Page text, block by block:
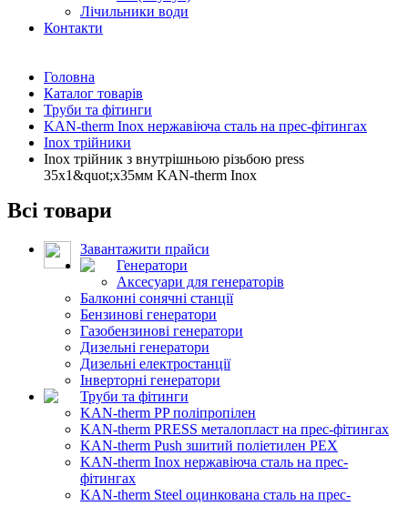
Лічильники води
Контакти
Головна
Каталог товарів
Труби та фітинги
KAN-therm Inox нержавіюча сталь на прес-фітингах
Inox трійники
Inox трійник з внутрішньою різьбою press
35x1&quot;x35мм KAN-therm Inox
Всі товари
Завантажити прайси
Генератори
Аксесуари для генераторів
Балконні сонячні станції
Бензинові генератори
Газобензинові генератори
Дизельні генератори
Дизельні електростанції
Інверторні генератори
Труби та фітинги
KAN-therm PP поліпропілен
KAN-therm PRESS металопласт на прес-фітингах
KAN-therm Push зшитий поліетилен PEX
KAN-therm Inox нержавіюча сталь на прес-
фітингах
KAN-therm Steel оцинкована сталь на прес-